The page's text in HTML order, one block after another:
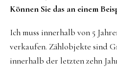
Können Sie das an einem
Ich muss innerhalb von 5
verkaufen. Zählobjekte sind
innerhalb der letzten zehn